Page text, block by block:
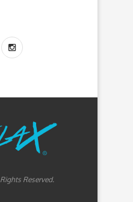
Reserved.